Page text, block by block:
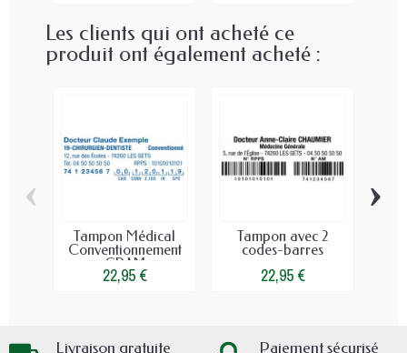
Les clients qui ont acheté ce
produit ont également acheté :
Tampon Médical
Conventionnement
CPAM
22,95 €
Tampon avec 2
codes-barres
22,95 €
‹ ›
Livraison gratuite Paiement sécurisé